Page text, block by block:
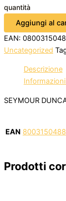
quantità
Aggiungi al
EAN:
Uncategorized
Descrizione
SEYMOUR
EAN
Prodotti